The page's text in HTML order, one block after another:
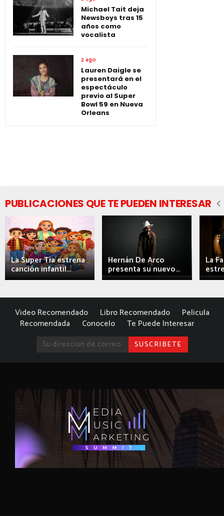
Michael Tait deja
Newsboys tras 15
años como
vocalista
2 ago
Lauren Daigle se
presentará en el
espectáculo
previo al Super
Bowl 59 en Nueva
Orleans
PUBLICACIONES QUE TE PUEDEN INTERESAR
La Super Tía estrena
canción infantil...
Hernán De Arco
presenta su nuevo...
La
Video Recomendado Libro Recomendado
Pelicula
Recomendada
Conocelo Te Puede Interesar